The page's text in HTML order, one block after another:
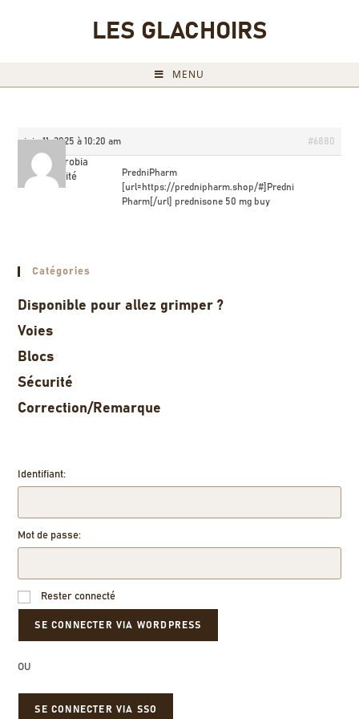
LES GLACHOIRS
MENU
juin 11, 2025 à 10:20 am #6880
Albertorobia
Invité
PredniPharm
[url=https://prednipharm.shop/#]Predni
Pharm[/url] prednisone 50 mg buy
Catégories
Disponible pour allez grimper ?
Voies
Blocs
Sécurité
Correction/Remarque
Identifiant:
Mot de passe:
Rester connecté
OU
SE CONNECTER VIA SSO